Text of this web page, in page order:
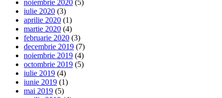
noiembrie 2020 (5)
iulie 2020 (3)
aprilie 2020 (1)
martie 2020 (4)
februarie 2020 (3)
decembrie 2019 (7)
noiembrie 2019 (4)
octombrie 2019 (5)
iulie 2019 (4)
iunie 2019 (1)
mai 2019 (5)